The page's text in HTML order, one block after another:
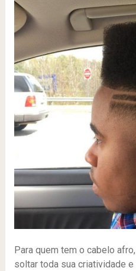
Para quem tem o cabelo
soltar toda sua criatividade